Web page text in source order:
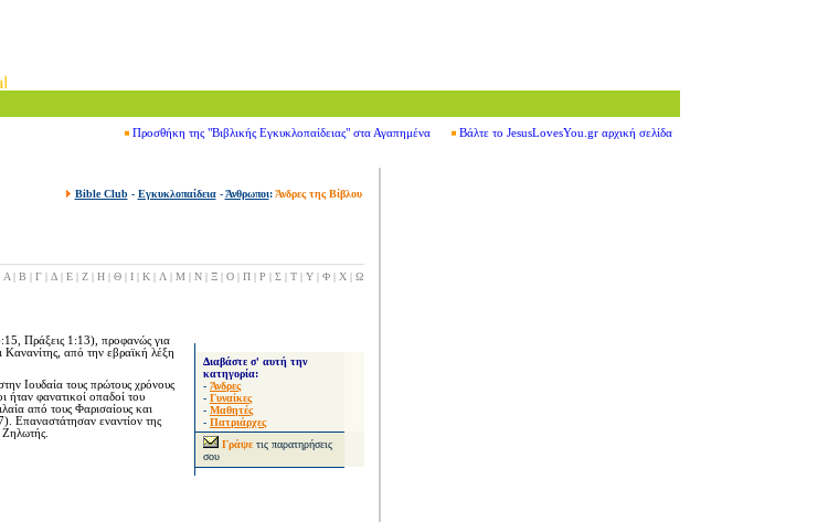
Προσθήκη της "Βιβλικής Εγκυκλοπαίδειας" στα Αγαπημένα Βάλτε το JesusLovesYou.gr αρχική σελίδα
Bible Club- Εγκυκλοπαίδεια-Άνθρωποι:Άνδρες της Βίβλου
Α | Β | Γ | Δ | Ε | Ζ | Η | Θ | Ι | Κ | Λ | Μ | Ν | Ξ | Ο | Π | Ρ | Σ | Τ | Υ | Φ | Χ | Ω
Διαβάστε σ' αυτή την
κατηγορία:
- Άνδρες
- Γυναίκες
- Μαθητές
- Πατριάρχες
Γράψε τις παρατηρήσεις
σου
Πράξεις 1:13), προφανώς για
από την εβραϊκή λέξη
Ιουδαία τους πρώτους χρόνους
ήταν φανατικοί οπαδοί του
από τους Φαρισαίους και
Επαναστάτησαν εναντίον της